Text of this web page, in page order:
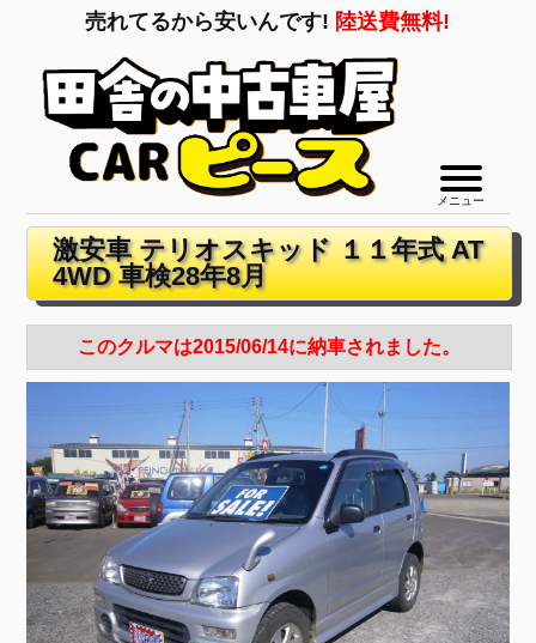
売れてるから安いんです! 陸送費無料!
メニュー
激安車 テリオスキッド １１年式 AT
4WD 車検28年8月
このクルマは2015/06/14に納車されました。